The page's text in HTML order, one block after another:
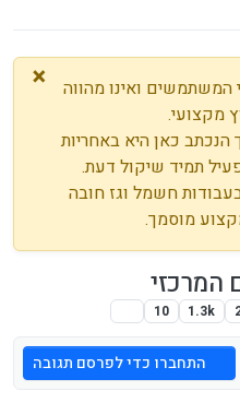
×
המשתמשים ואינו מהווה
מקצועי.
כאן היא באחריות
תמיד שיקול דעת.
חשמל וגז חובה
מוסמך.
המרכזי
1.3k
10
התחברו כדי לפרסם תגובה